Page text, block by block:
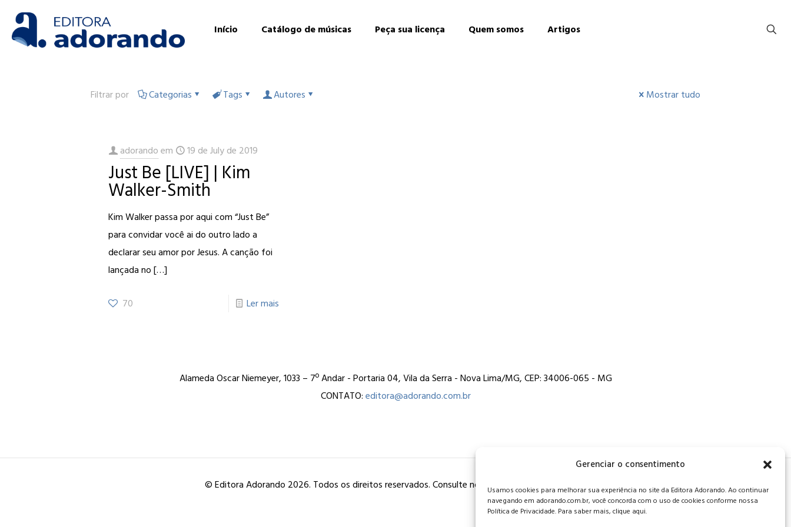
Gerenciar o consentimento
Usamos cookies para melhorar sua experiência no site da Editora Adorando. Ao continuar
navegando em adorando.com.br, você concorda com o uso de cookies conforme nossa
Política de Privacidade. Para saber mais, clique aqui.
Início Catálogo de músicas Peça sua licença Quem somos Artigos
Filtrar por Categorias Tags Autores Mostrar tudo
adorando em 19 de July de 2019
Just Be [LIVE] | Kim
Walker-Smith
Kim Walker passa por aqui com “Just Be”
para convidar você ai do outro lado a
declarar seu amor por Jesus. A canção foi
lançada no[…]
70 Ler mais
Alameda Oscar Niemeyer, 1033 – 7º Andar - Portaria 04, Vila da Serra - Nova Lima/MG, CEP: 34006-065 - MG
CONTATO:editora@adorando.com.br
© Editora Adorando 2026. Todos os direitos reservados. Consulte nossa política de privacidade